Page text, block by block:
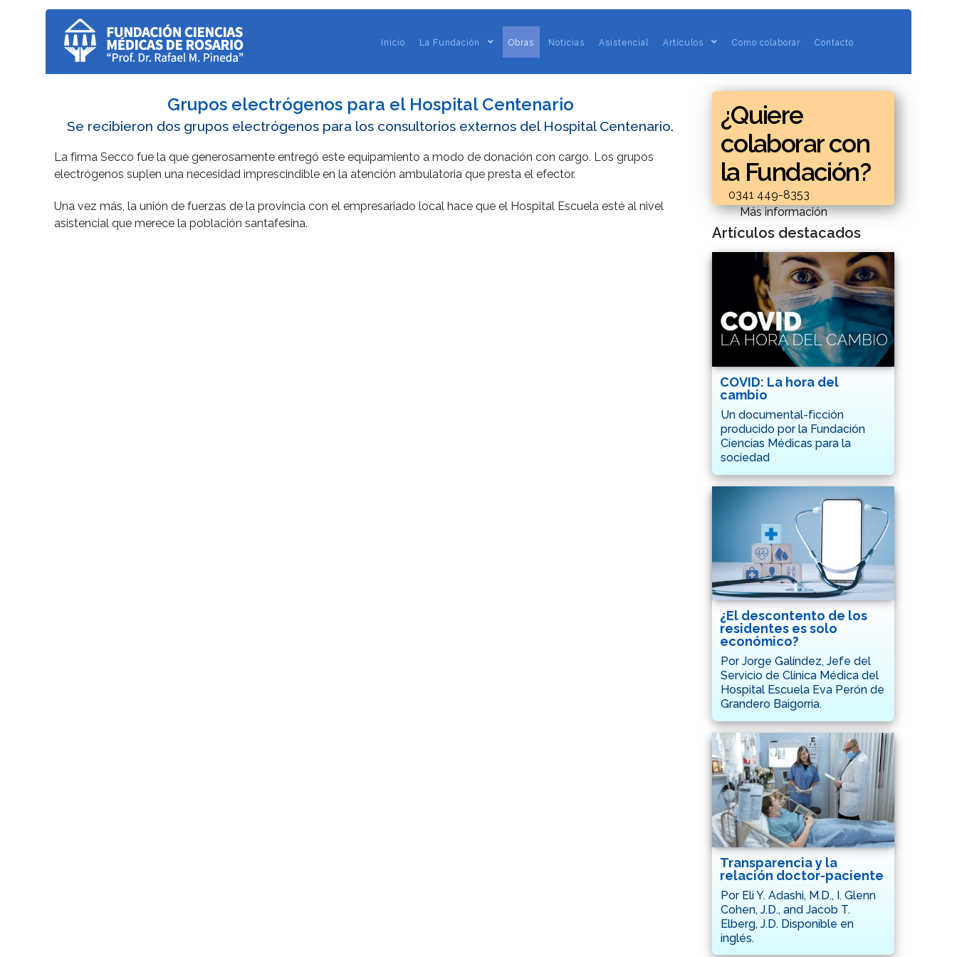
Inicio La Fundación Obras Noticias Asistencial Artículos Como colaborar Contacto
Grupos electrógenos para el Hospital Centenario
Se recibieron dos grupos electrógenos para los consultorios externos del Hospital Centenario.
La firma Secco fue la que generosamente entregó este equipamiento a modo de donación con cargo. Los grupos
electrógenos suplen una necesidad imprescindible en la atención ambulatoria que presta el efector.
Una vez más, la unión de fuerzas de la provincia con el empresariado local hace que el Hospital Escuela esté al nivel
asistencial que merece la población santafesina.
¿Quiere
colaborar con
la Fundación?
0341 449-8353
Más información
Artículos destacados
COVID: La hora del
cambio
Un documental-ficción
producido por la Fundación
Ciencias Médicas para la
sociedad
¿El descontento de los
residentes es solo
económico?
Por Jorge Galíndez, Jefe del
Servicio de Clínica Médica del
Hospital Escuela Eva Perón de
Grandero Baigorria.
Transparencia y la
relación doctor-paciente
Por Eli Y. Adashi, M.D., I. Glenn
Cohen, J.D., and Jacob T.
Elberg, J.D. Disponible en
inglés.